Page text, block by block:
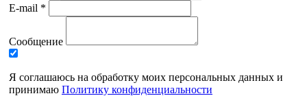
E-mail *
Сообщение
Я соглашаюсь на обработку моих персональных данных и
принимаю Политику конфиденциальности